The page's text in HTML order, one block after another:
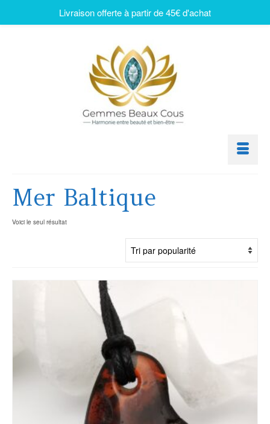
Mer Baltique
Voici le seul résultat
Livraison offerte à partir de 45€ d'achat